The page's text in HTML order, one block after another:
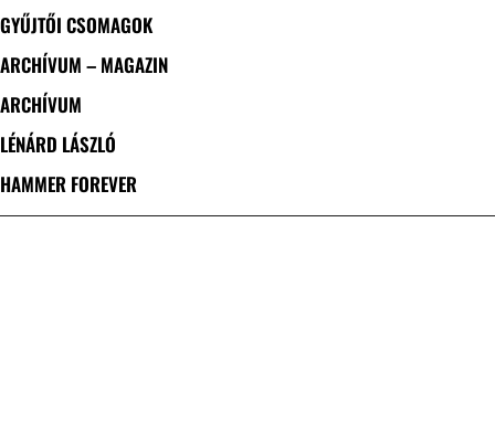
GYŰJTŐI CSOMAGOK
ARCHÍVUM – MAGAZIN
ARCHÍVUM
LÉNÁRD LÁSZLÓ
HAMMER FOREVER